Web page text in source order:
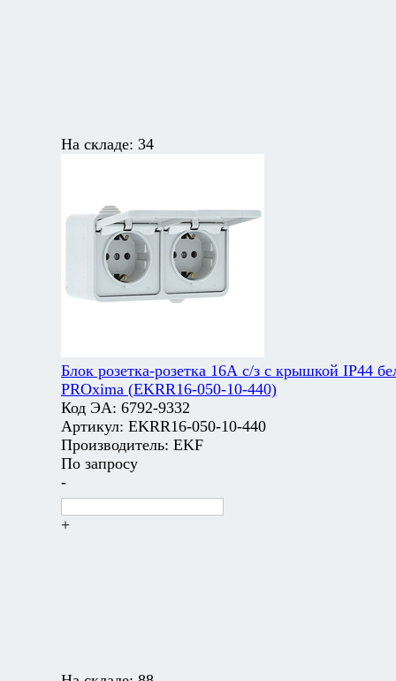
На складе: 34
Блок розетка-розетка 16А с/з с крышкой IP44
PROxima (EKRR16-050-10-440)
Код ЭА: 6792-9332
Артикул: EKRR16-050-10-440
Производитель: EKF
По запросу
-
+